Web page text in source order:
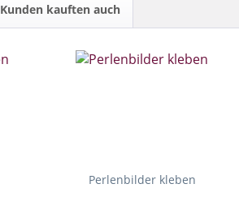
Kunden kauften auch
Perlenbilder kleben